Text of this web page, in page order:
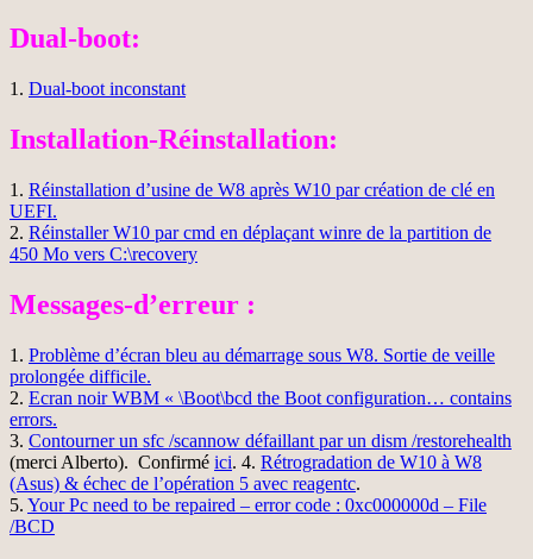
Dual-boot:
1. Dual-boot inconstant
Installation-Réinstallation:
1. Réinstallation d’usine de W8 après W10 par création de clé en
UEFI.
2. Réinstaller W10 par cmd en déplaçant winre de la partition de
450 Mo vers C:\recovery
Messages-d’erreur :
1. Problème d’écran bleu au démarrage sous W8. Sortie de veille
prolongée difficile.
2. Ecran noir WBM « \Boot\bcd the Boot configuration… contains
errors.
3. Contourner un sfc /scannow défaillant par un dism /restorehealth
(merci Alberto). Confirmé ici. 4. Rétrogradation de W10 à W8
(Asus) & échec de l’opération 5 avec reagentc.
5. Your Pc need to be repaired – error code : 0xc000000d – File
/BCD